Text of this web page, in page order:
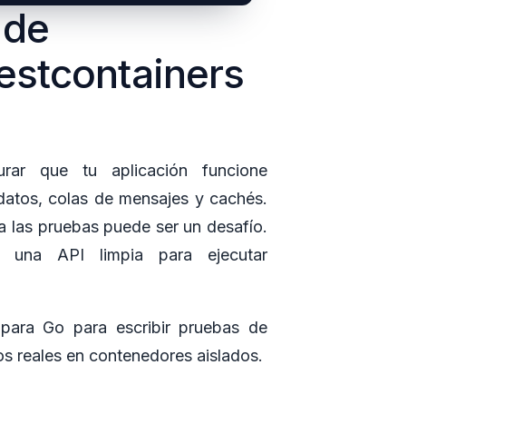
que tu aplicación funcione
colas de mensajes y cachés.
las pruebas puede ser un desafío.
una API limpia para ejecutar
Go para escribir pruebas de
reales en contenedores aislados.